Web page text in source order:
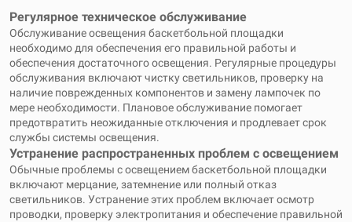
Регулярное техническое обслуживание
Обслуживание освещения баскетбольной площадки
необходимо для обеспечения его правильной работы и
обеспечения достаточного освещения. Регулярные процедуры
обслуживания включают чистку светильников, проверку на
наличие поврежденных компонентов и замену лампочек по
мере необходимости. Плановое обслуживание помогает
предотвратить неожиданные отключения и продлевает срок
службы системы освещения.
Устранение распространенных проблем с освещением
Обычные проблемы с освещением баскетбольной площадки
включают мерцание, затемнение или полный отказ
светильников. Устранение этих проблем включает осмотр
проводки, проверку электропитания и обеспечение правильной